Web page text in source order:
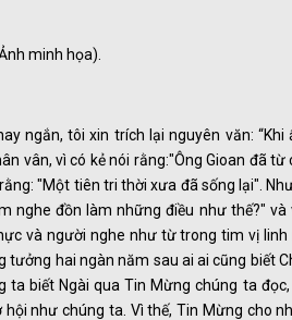
minh họa).
ngắn, tôi xin trích lại nguyên văn:
vân, vì có kẻ nói rằng:"Ông Gioan đã
"Một tiên tri thời xưa đã sống lại".
nghe đồn làm những điều như thế?" và
và người nghe như từ trong tim vị
hai ngàn năm sau ai ai cũng biết
ta biết Ngài qua Tin Mừng chúng ta
hội như chúng ta. Vì thế, Tin Mừng cho